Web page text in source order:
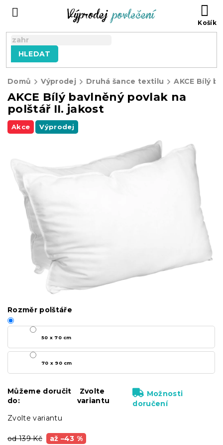
HLEDAT
Domů Výprodej Druhá šance textilu
AKCE Bílý bavlněný povlak na
polštář II. jakost
Akce Výprodej
od 139 Kč až –43 %
Zvolte variantu
Rozměr polštáře
50 x 70 cm
70 x 90 cm
Můžeme doručit
do:
Zvolte
variantu
Možnosti
doručení